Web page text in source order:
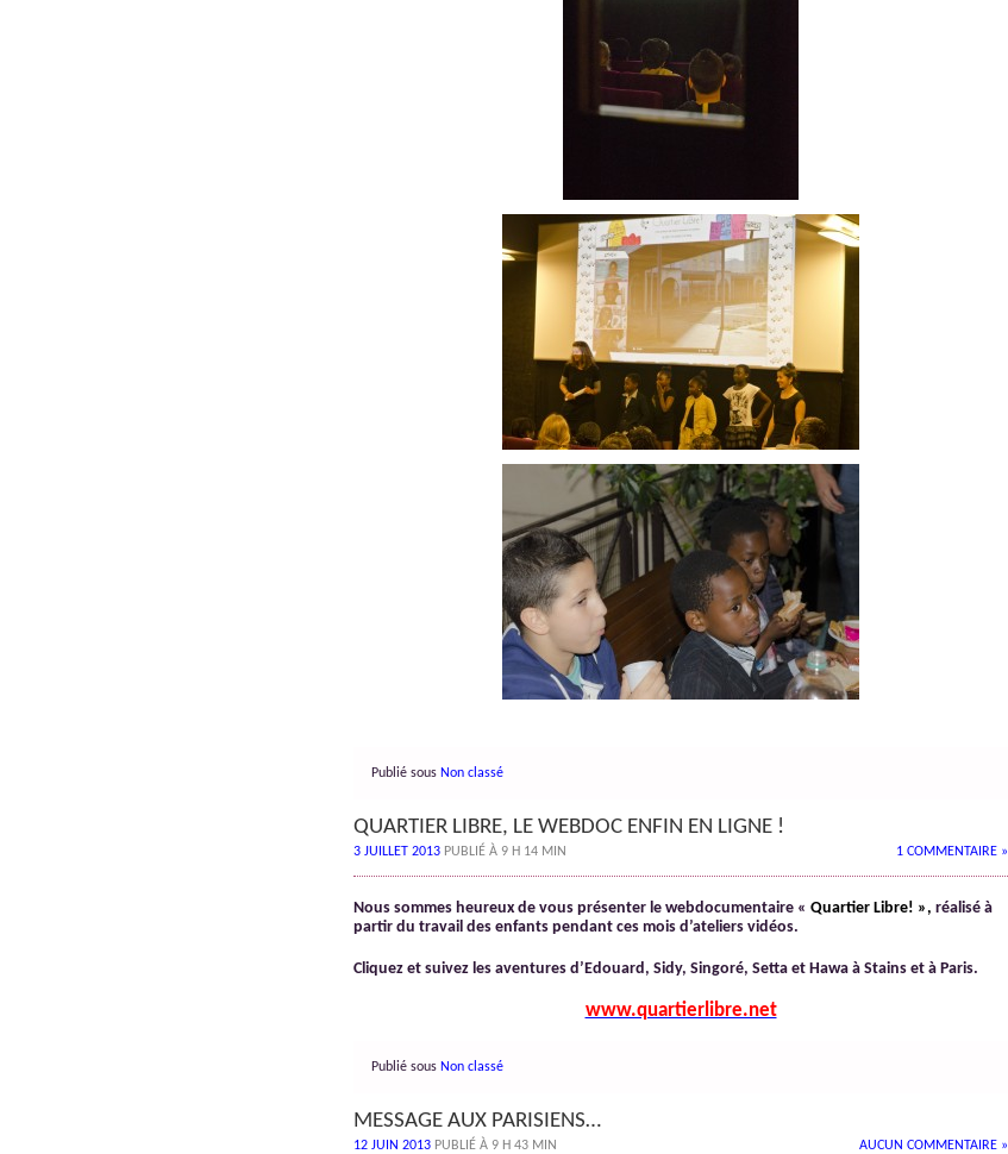
Publié sous Non classé
QUARTIER LIBRE, LE WEBDOC ENFIN EN LIGNE !
1 COMMENTAIRE »
3 JUILLET 2013 PUBLIÉ À 9 H 14 MIN
Nous sommes heureux de vous présenter le webdocumentaire « Quartier Libre! », réalisé à
partir du travail des enfants pendant ces mois d’ateliers vidéos.
Cliquez et suivez les aventures d’Edouard, Sidy, Singoré, Setta et Hawa à Stains et à Paris.
www.quartierlibre.net
Publié sous Non classé
MESSAGE AUX PARISIENS…
AUCUN COMMENTAIRE »
12 JUIN 2013 PUBLIÉ À 9 H 43 MIN